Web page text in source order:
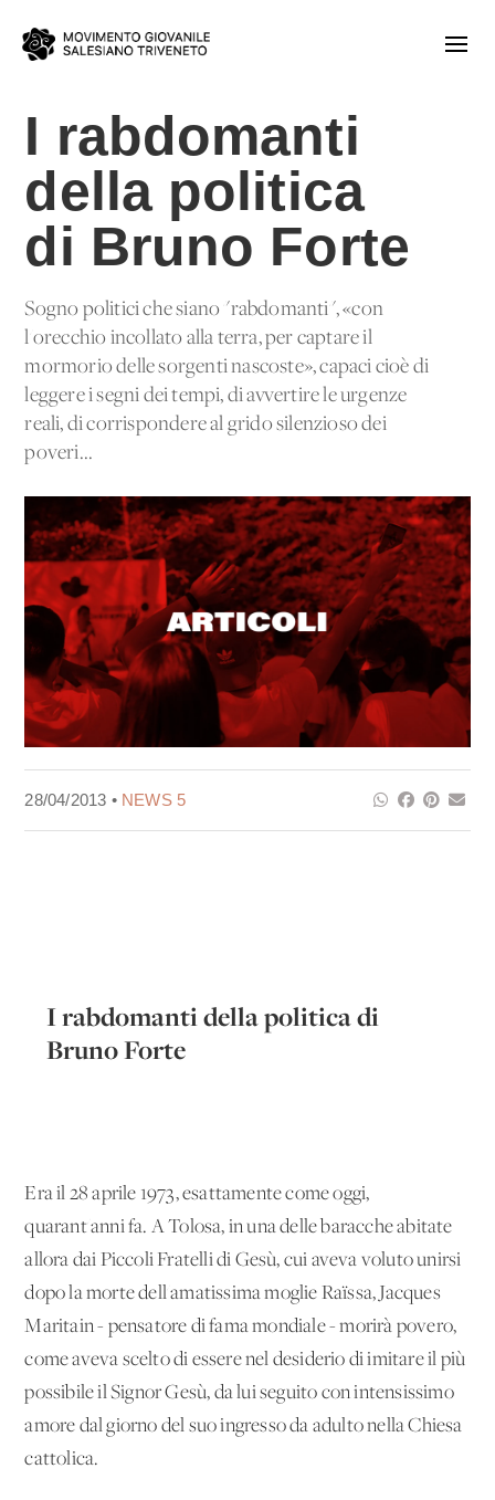
I rabdomanti
della politica
di Bruno Forte
Sogno politici che siano "rabdomanti", «con
l'orecchio incollato alla terra, per captare il
mormorio delle sorgenti nascoste», capaci cioè di
leggere i segni dei tempi, di avvertire le urgenze
reali, di corrispondere al grido silenzioso dei
poveri...
28/04/2013 • NEWS 5
I rabdomanti della politica di
Bruno Forte
Era il 28 aprile 1973, esattamente come oggi,
quarant'anni fa. A Tolosa, in una delle baracche abitate
allora dai Piccoli Fratelli di Gesù, cui aveva voluto unirsi
dopo la morte dell'amatissima moglie Raïssa, Jacques
Maritain - pensatore di fama mondiale - morirà povero,
come aveva scelto di essere nel desiderio di imitare il più
possibile il Signor Gesù, da lui seguito con intensissimo
amore dal giorno del suo ingresso da adulto nella Chiesa
cattolica.